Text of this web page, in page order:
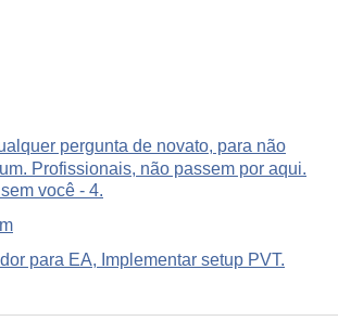
pergunta de novato, para não
Profissionais, não passem por aqui.
você - 4.
para EA, Implementar setup PVT.